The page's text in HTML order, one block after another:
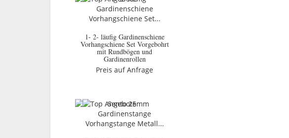
1- 2- läufig Gardinenschiene
Vorhangschiene Set Vorgebohrt
mit Rundbögen und
Gardinenrollen
Preis auf Anfrage